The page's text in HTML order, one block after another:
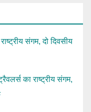
संगम, दो दिवसीय
का राष्ट्रीय संगम,